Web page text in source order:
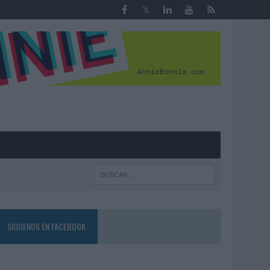
SÍGUENOS EN FACEBOOK